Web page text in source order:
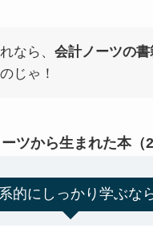
なら、 会計ノーツの書
じゃ！
ツから生まれた本（
的にしっかり学ぶな